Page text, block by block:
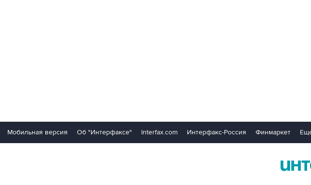
Мобильная версия Об "Интерфаксе" Interfax.com Интерфакс-Россия Финмаркет